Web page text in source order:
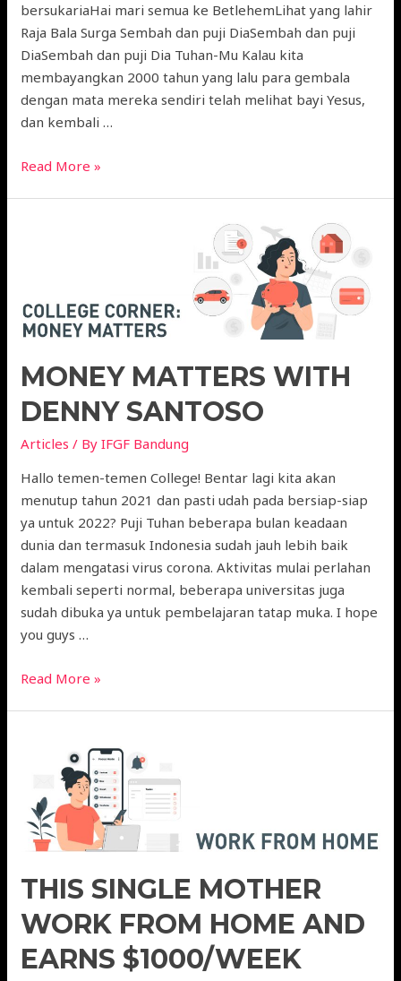
bersukariaHai mari semua ke BetlehemLihat yang lahir
Raja Bala Surga Sembah dan puji DiaSembah dan puji
DiaSembah dan puji Dia Tuhan-Mu Kalau kita
membayangkan 2000 tahun yang lalu para gembala
dengan mata mereka sendiri telah melihat bayi Yesus,
dan kembali …
Read More »
MONEY MATTERS WITH
DENNY SANTOSO
Articles / ByIFGF Bandung
Hallo temen-temen College! Bentar lagi kita akan
menutup tahun 2021 dan pasti udah pada bersiap-siap
ya untuk 2022? Puji Tuhan beberapa bulan keadaan
dunia dan termasuk Indonesia sudah jauh lebih baik
dalam mengatasi virus corona. Aktivitas mulai perlahan
kembali seperti normal, beberapa universitas juga
sudah dibuka ya untuk pembelajaran tatap muka. I hope
you guys …
Read More »
THIS SINGLE MOTHER
WORK FROM HOME AND
EARNS $1000/WEEK